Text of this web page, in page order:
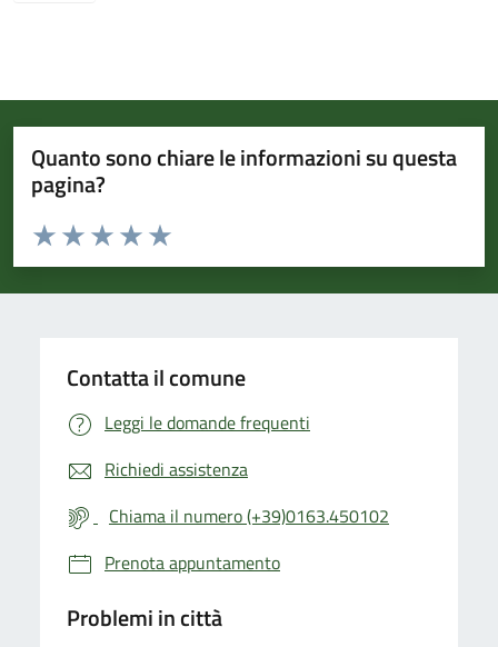
Quanto sono chiare le informazioni su questa
pagina?
Valuta da 1 a 5 stelle la pagina
Valuta 5 stelle su 5
Valuta 4 stelle su 5
Valuta 3 stelle su 5
Valuta 2 stelle su 5
Valuta 1 stelle su 5
Contatta il comune
Leggi le domande frequenti
Richiedi assistenza
Chiama il numero (+39)0163.450102
Prenota appuntamento
Problemi in città